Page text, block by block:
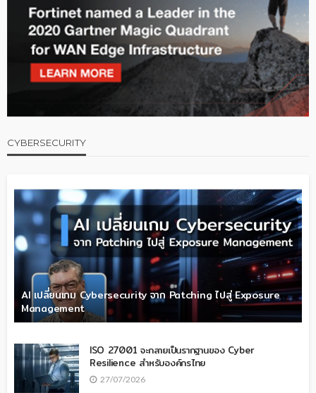
CYBERSECURITY
AI เปลี่ยนเกม Cybersecurity จาก Patching ไปสู่ Exposure
Management
ISO 27001 จะกลายเป็นรากฐานของ Cyber
Resilience สำหรับองค์กรไทย
27/07/2026